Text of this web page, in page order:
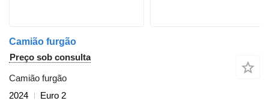
Camião furgão
Preço sob consulta
Camião furgão
2024
Euro 2